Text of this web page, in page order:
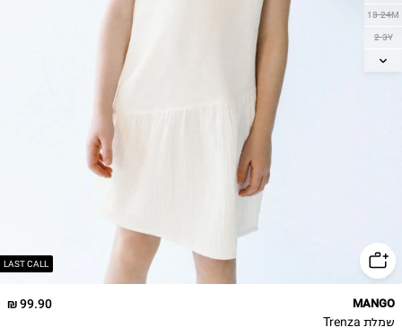
LAST CALL
18-24M
2-3Y
3-4Y
99.90 ₪ MANGO
שמלת Trenza